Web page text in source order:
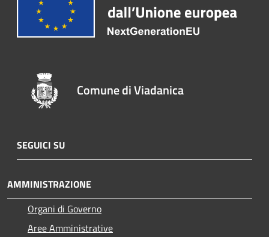
Comune di Viadanica
SEGUICI SU
AMMINISTRAZIONE
Organi di Governo
Aree Amministrative